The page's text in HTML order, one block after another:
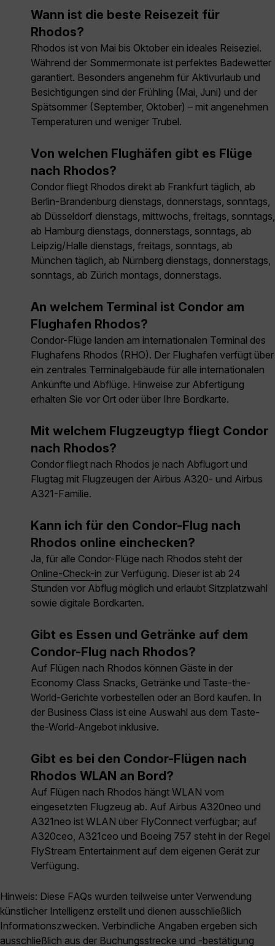
Wann ist die beste Reisezeit für
Rhodos?
Rhodos ist von Mai bis Oktober ein ideales Reiseziel.
Während der Sommermonate ist perfektes Badewetter
garantiert. Besonders angenehm für Aktivurlaub und
Besichtigungen sind der Frühling (Mai, Juni) und der
Spätsommer (September, Oktober) – mit angenehmen
Temperaturen und weniger Trubel.
Von welchen Flughäfen gibt es Flüge
nach Rhodos?
Condor fliegt Rhodos direkt ab Frankfurt täglich, ab
Berlin-Brandenburg dienstags, donnerstags, sonntags,
ab Düsseldorf dienstags, mittwochs, freitags, sonntags,
ab Hamburg dienstags, donnerstags, sonntags, ab
Leipzig/Halle dienstags, freitags, sonntags, ab
München täglich, ab Nürnberg dienstags, donnerstags,
sonntags, ab Zürich montags, donnerstags.
An welchem Terminal ist Condor am
Flughafen Rhodos?
Condor-Flüge landen am internationalen Terminal des
Flughafens Rhodos (RHO). Der Flughafen verfügt über
ein zentrales Terminalgebäude für alle internationalen
Ankünfte und Abflüge. Hinweise zur Abfertigung
erhalten Sie vor Ort oder über Ihre Bordkarte.
Mit welchem Flugzeugtyp fliegt Condor
nach Rhodos?
Condor fliegt nach Rhodos je nach Abflugort und
Flugtag mit Flugzeugen der Airbus A320- und Airbus
A321-Familie.
Kann ich für den Condor-Flug nach
Rhodos online einchecken?
Ja, für alle Condor-Flüge nach Rhodos steht der
Online-Check-in zur Verfügung. Dieser ist ab 24
Stunden vor Abflug möglich und erlaubt Sitzplatzwahl
sowie digitale Bordkarten.
Gibt es Essen und Getränke auf dem
Condor-Flug nach Rhodos?
Auf Flügen nach Rhodos können Gäste in der
Economy Class Snacks, Getränke und Taste-the-
World-Gerichte vorbestellen oder an Bord kaufen. In
der Business Class ist eine Auswahl aus dem Taste-
the-World-Angebot inklusive.
Gibt es bei den Condor-Flügen nach
Rhodos WLAN an Bord?
Auf Flügen nach Rhodos hängt WLAN vom
eingesetzten Flugzeug ab. Auf Airbus A320neo und
A321neo ist WLAN über FlyConnect verfügbar; auf
A320ceo, A321ceo und Boeing 757 steht in der Regel
FlyStream Entertainment auf dem eigenen Gerät zur
Verfügung.
Hinweis: Diese FAQs wurden teilweise unter Verwendung
künstlicher Intelligenz erstellt und dienen ausschließlich
Informationszwecken. Verbindliche Angaben ergeben sich
ausschließlich aus der Buchungsstrecke und -bestätigung